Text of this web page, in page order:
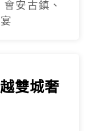
安古鎮、
雙城奢